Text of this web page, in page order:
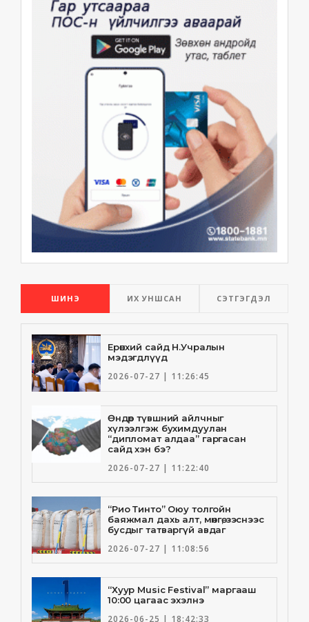
ШИНЭ ИХ УНШСАН СЭТГЭГДЭЛ
Ерөнхий сайд Н.Учралын
мэдэгдлүүд
2026-07-27 | 11:26:45
Өндөр түвшний айлчныг
хүлээлгэж бухимдуулан
“дипломат алдаа” гаргасан
сайд хэн бэ?
2026-07-27 | 11:22:40
“Рио Тинто” Оюу толгойн
баяжмал дахь алт, мөнгө, зэснээс
бусдыг татваргүй авдаг
2026-07-27 | 11:08:56
“Хуур Music Festival” маргааш
10:00 цагаас эхэлнэ
2026-06-25 | 18:42:33